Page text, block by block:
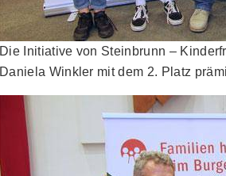
Die Initiative von Steinbrunn –
Daniela Winkler mit dem 2. Platz